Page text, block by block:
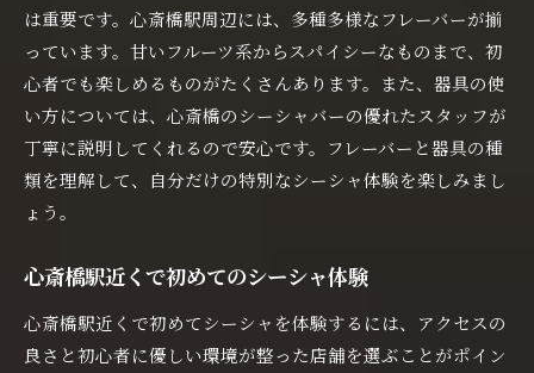
は重要です。心斎橋駅周辺には、多種多様なフレーバーが揃
っています。甘いフルーツ系からスパイシーなものまで、初
心者でも楽しめるものがたくさんあります。また、器具の使
い方については、心斎橋のシーシャバーの優れたスタッフが
丁寧に説明してくれるので安心です。フレーバーと器具の種
類を理解して、自分だけの特別なシーシャ体験を楽しみまし
ょう。
心斎橋駅近くで初めてのシーシャ体験
心斎橋駅近くで初めてシーシャを体験するには、アクセスの
良さと初心者に優しい環境が整った店舗を選ぶことがポイン